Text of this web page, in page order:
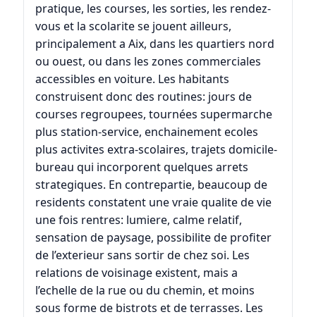
pratique, les courses, les sorties, les rendez-
vous et la scolarite se jouent ailleurs,
principalement a Aix, dans les quartiers nord
ou ouest, ou dans les zones commerciales
accessibles en voiture. Les habitants
construisent donc des routines: jours de
courses regroupees, tournées supermarche
plus station-service, enchainement ecoles
plus activites extra-scolaires, trajets domicile-
bureau qui incorporent quelques arrets
strategiques. En contrepartie, beaucoup de
residents constatent une vraie qualite de vie
une fois rentres: lumiere, calme relatif,
sensation de paysage, possibilite de profiter
de l’exterieur sans sortir de chez soi. Les
relations de voisinage existent, mais a
l’echelle de la rue ou du chemin, et moins
sous forme de bistrots et de terrasses. Les